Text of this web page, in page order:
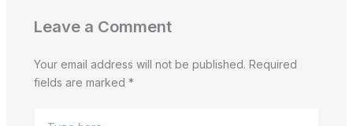
Leave a Comment
Your email address will not be published. Required
fields are marked *